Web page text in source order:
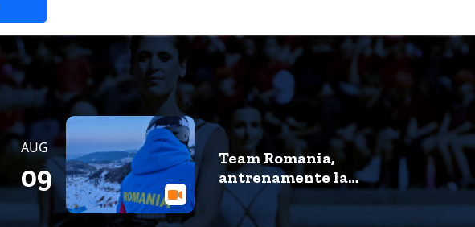
AUG
09
Team Romania,
antrenamente la
schi alpin pe pârtia
din Bakuriani